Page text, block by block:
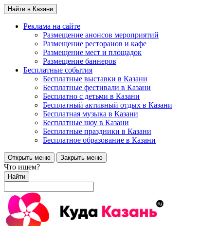
Найти в Казани
Реклама на сайте
Размещение анонсов мероприятий
Размещение ресторанов и кафе
Размещение мест и площадок
Размещение баннеров
Бесплатные события
Бесплатные выставки в Казани
Бесплатные фестивали в Казани
Бесплатно с детьми в Казани
Бесплатный активный отдых в Казани
Бесплатная музыка в Казани
Бесплатные шоу в Казани
Бесплатные праздники в Казани
Бесплатное образование в Казани
Открыть меню Закрыть меню
Что ищем?
Найти